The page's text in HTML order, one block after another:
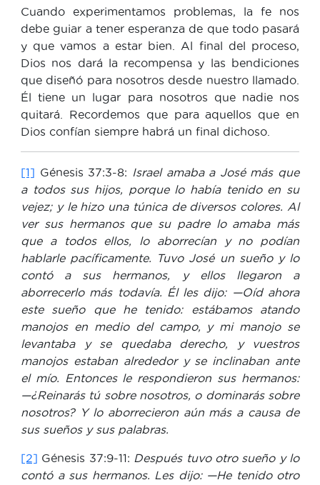
Cuando experimentamos problemas, la fe nos
debe guiar a tener esperanza de que todo pasará
y que vamos a estar bien. Al final del proceso,
Dios nos dará la recompensa y las bendiciones
que diseñó para nosotros desde nuestro llamado.
Él tiene un lugar para nosotros que nadie nos
quitará. Recordemos que para aquellos que en
Dios confían siempre habrá un final dichoso.
[1] Génesis 37:3-8: Israel amaba a José más que
a todos sus hijos, porque lo había tenido en su
vejez; y le hizo una túnica de diversos colores. Al
ver sus hermanos que su padre lo amaba más
que a todos ellos, lo aborrecían y no podían
hablarle pacíficamente. Tuvo José un sueño y lo
contó a sus hermanos, y ellos llegaron a
aborrecerlo más todavía. Él les dijo: —Oíd ahora
este sueño que he tenido: estábamos atando
manojos en medio del campo, y mi manojo se
levantaba y se quedaba derecho, y vuestros
manojos estaban alrededor y se inclinaban ante
el mío. Entonces le respondieron sus hermanos:
—¿Reinarás tú sobre nosotros, o dominarás sobre
nosotros? Y lo aborrecieron aún más a causa de
sus sueños y sus palabras.
[2] Génesis 37:9-11: Después tuvo otro sueño y lo
contó a sus hermanos. Les dijo:—He tenido otro